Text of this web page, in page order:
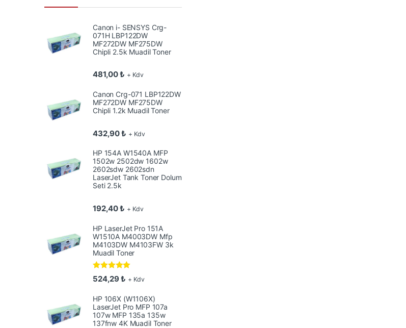
Canon i- SENSYS Crg-
071H LBP122DW
MF272DW MF275DW
Chipli 2.5k Muadil Toner
481,00₺ + Kdv
Canon Crg-071 LBP122DW
MF272DW MF275DW
Chipli 1.2k Muadil Toner
432,90₺ + Kdv
HP 154A W1540A MFP
1502w 2502dw 1602w
2602sdw 2602sdn
LaserJet Tank Toner Dolum
Seti 2.5k
192,40₺ + Kdv
HP LaserJet Pro 151A
W1510A M4003DW Mfp
M4103DW M4103FW 3k
Muadil Toner
5 üzerinden
5.00oy aldı
524,29₺ + Kdv
HP 106X (W1106X)
LaserJet Pro MFP 107a
107w MFP 135a 135w
137fnw 4K Muadil Toner